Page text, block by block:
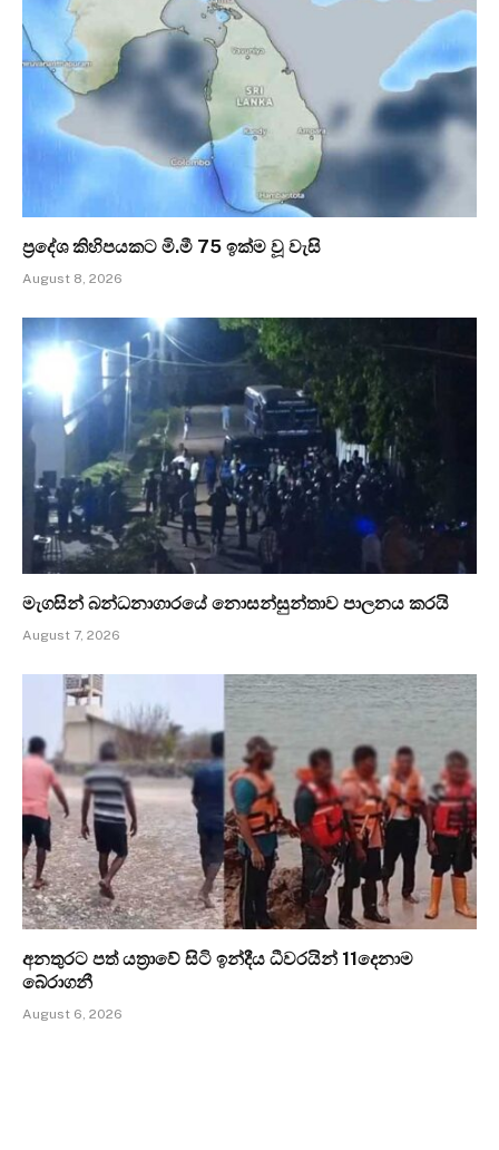
ප්‍රදේශ කිහිපයකට මි.මී 75 ඉක්ම වූ වැසි
August 8, 2026
මැගසින් බන්ධනාගාරයේ නොසන්සුන්තාව පාලනය කරයි
August 7, 2026
අනතුරට පත් යත්‍රාවේ සිටි ඉන්දීය ධීවරයින් 11දෙනාම
බේරාගනී
August 6, 2026